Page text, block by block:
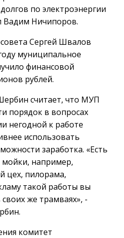
по электроэнергии
Вадим Ничипоров.
Сергей Швалов
муниципальное
финансовой
рублей.
считает, что МУП
порядок в вопросах
негодной к работе
использовать
заработка. «Есть
мойки, например,
цех, пилорама,
такой работы вы
же трамваях», -
комитет